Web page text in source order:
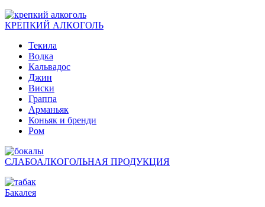
КРЕПКИЙ АЛКОГОЛЬ
Текила
Водка
Кальвадос
Джин
Виски
Граппа
Арманьяк
Коньяк и бренди
Ром
СЛАБОАЛКОГОЛЬНАЯ ПРОДУКЦИЯ
Бакалея